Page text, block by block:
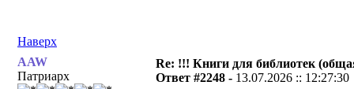
Наверх
AAW
Патриарх
Re: !!! Книги для библиотек
Ответ #2248 - 13.07.2026 :: 12:27:30